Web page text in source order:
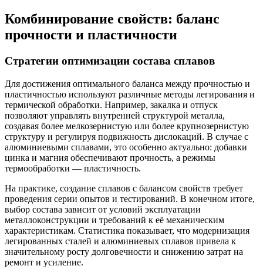
Комбинирование свойств: баланс
прочности и пластичности
Стратегии оптимизации состава сплавов
Для достижения оптимального баланса между прочностью и
пластичностью используют различные методы легирования и
термической обработки. Например, закалка и отпуск
позволяют управлять внутренней структурой металла,
создавая более мелкозернистую или более крупнозернистую
структуру и регулируя подвижность дислокаций. В случае с
алюминиевыми сплавами, это особенно актуально: добавки
цинка и магния обеспечивают прочность, а режимы
термообработки — пластичность.
На практике, создание сплавов с балансом свойств требует
проведения серии опытов и тестирований. В конечном итоге,
выбор состава зависит от условий эксплуатации
металлоконструкции и требований к её механическим
характеристикам. Статистика показывает, что модернизация
легированных сталей и алюминиевых сплавов привела к
значительному росту долговечности и снижению затрат на
ремонт и усиление.